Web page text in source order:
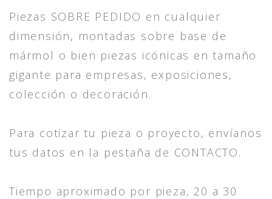
Piezas SOBRE PEDIDO en cualquier
dimensión, montadas sobre base de
mármol o bien piezas icónicas en tamaño
gigante para empresas, exposiciones,
colección o decoración.
Para cotizar tu pieza o proyecto, envíanos
tus datos en la pestaña de CONTACTO.
Tiempo aproximado por pieza, 20 a 30